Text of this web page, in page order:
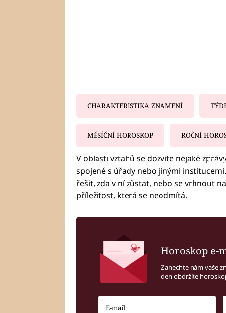
CHARAKTERISTIKA ZNAMENÍ
MĚSÍČNÍ HOROSKOP ROČNÍ
V oblasti vztahů se dozvíte nějaké
spojené s úřady nebo jinými
řešit, zda v ní zůstat, nebo se vrhnout
příležitost, která se neodmítá.
Horoskop e-
Zanechte nám vaše
den obdržíte